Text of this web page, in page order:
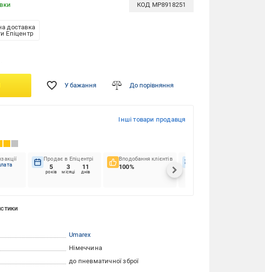
КОД MP8918251
доставка
Епіцентр
У бажання До порівняння
Інші товари продавця
Продає в Епіцентрі
5
років
3
місяці
11
днів
Вподобання клієнтів
100%
Umarex
Німеччина
до пневматичної зброї